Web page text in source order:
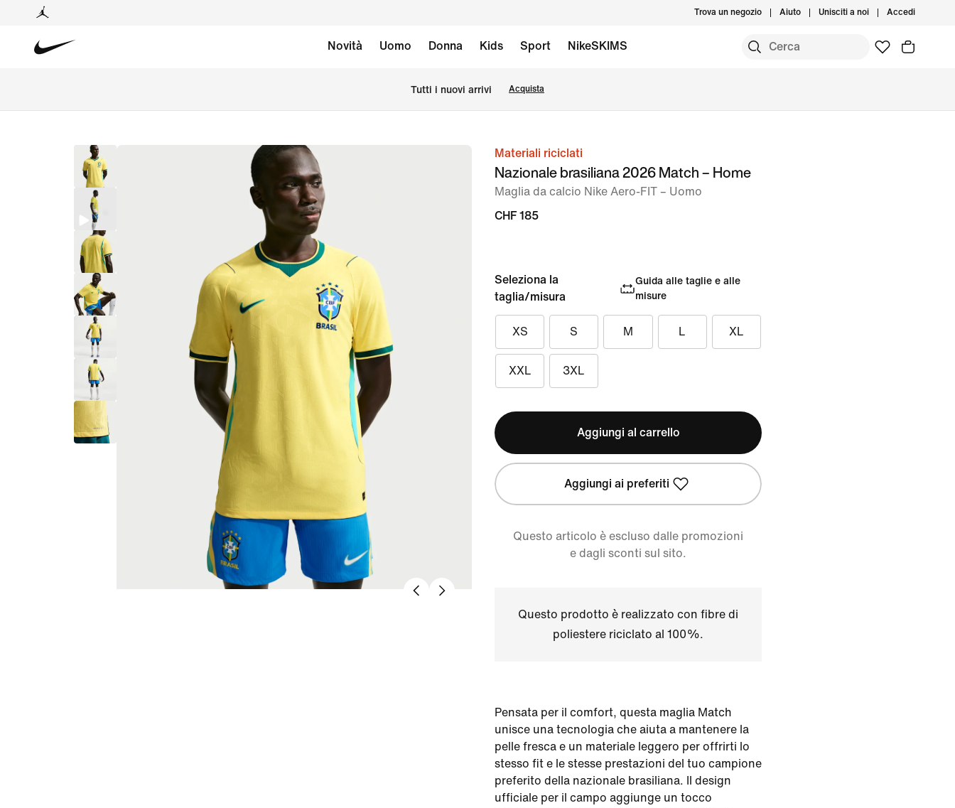
Trova un negozio Aiuto Unisciti a noi Accedi
Novità Uomo Donna Kids Sport NikeSKIMS
Tutti i nuovi arrivi Acquista
immagine
Materiali riciclati
Nazionale brasiliana 2026 Match – Home
Maglia da calcio Nike Aero-FIT – Uomo
CHF 185
Seleziona la
taglia/misura
Guida alle taglie e alle
misure
XS S M L XL
XXL 3XL
Aggiungi al carrello
Aggiungi ai preferiti
Questo articolo è escluso dalle promozioni
e dagli sconti sul sito.
Questo prodotto è realizzato con fibre di
poliestere riciclato al 100%.
Pensata per il comfort, questa maglia Match
unisce una tecnologia che aiuta a mantenere la
pelle fresca e un materiale leggero per offrirti lo
stesso fit e le stesse prestazioni del tuo campione
preferito della nazionale brasiliana. Il design
ufficiale per il campo aggiunge un tocco